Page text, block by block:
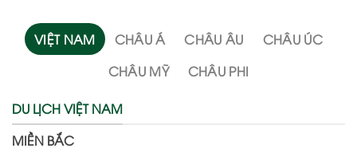
VIỆT NAM CHÂU Á CHÂU ÂU
CHÂU ÚC
CHÂU MỸ
CHÂU PHI
DU LỊCH VIỆT NAM
MIỀN BẮC